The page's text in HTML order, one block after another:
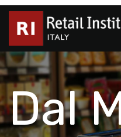
Dal